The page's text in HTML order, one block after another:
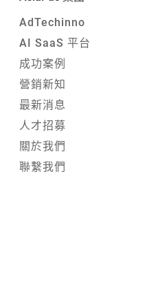
AdTechinno
AI SaaS 平台
成功案例
營銷新知
最新消息
人才招募
關於我們
聯繫我們